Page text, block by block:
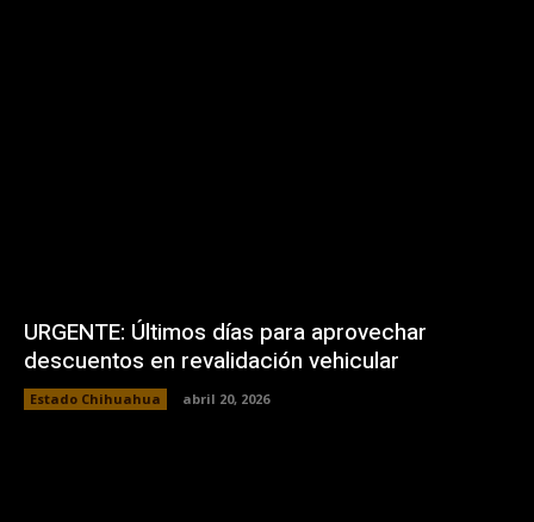
URGENTE: Últimos días para aprovechar
descuentos en revalidación vehicular
Estado Chihuahua abril 20, 2026